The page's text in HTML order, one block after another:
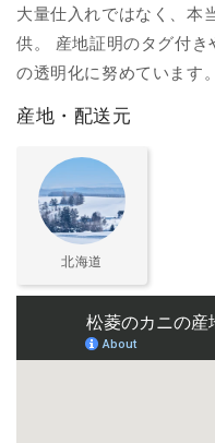
大量仕入れではなく、本
供。 産地証明のタグ付き
の透明化に努めています。
産地・配送元
北海道